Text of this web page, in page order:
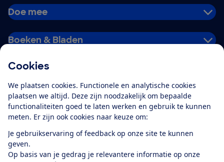
Cookies
We plaatsen cookies. Functionele en analytische cookies
plaatsen we altijd. Deze zijn noodzakelijk om bepaalde
functionaliteiten goed te laten werken en gebruik te kunnen
meten. Er zijn ook cookies naar keuze om:
Je gebruikservaring of feedback op onze site te kunnen
geven.
Op basis van je gedrag je relevantere informatie op onze
Doe mee
Boeken & Bladen
Alles over de
app